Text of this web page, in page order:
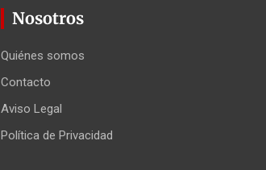
Nosotros
Quiénes somos
Contacto
Aviso Legal
Política de Privacidad